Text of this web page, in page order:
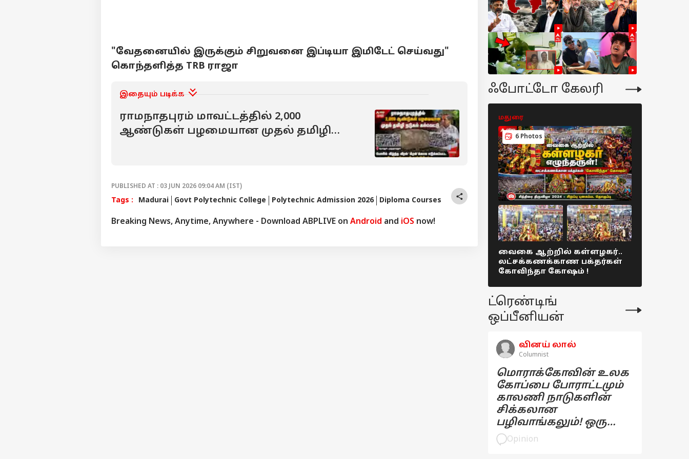
"வேதனையில் இருக்கும் சிறுவனை இப்டியா இமிடேட் செய்வது"
கொந்தளித்த TRB ராஜா
இதையும் படிக்க
ராமநாதபுரம் மாவட்டத்தில் 2,000
ஆண்டுகள் பழமையான முதல் தமிழி
PUBLISHED AT : 03 JUN 2026 09:04 AM (IST)
Tags : Madurai Govt Polytechnic College Polytechnic Admission 2026 Diploma Courses
Breaking News, Anytime, Anywhere - Download ABPLIVE on Android and iOS now!
ஃபோட்டோ கேலரி
மதுரை
6 Photos
வைகை ஆற்றில் கள்ளழகர்..
லட்சக்கணக்காண பக்தர்கள்
கோவிந்தா கோஷம் !
ட்ரெண்டிங்
ஒப்பீனியன்
வினய் லால்
Columnist
மொராக்கோவின் உலக
கோப்பை போராட்டமும்
காலணி நாடுகளின்
சிக்கலான
பழிவாங்கலும்! ஒரு
பார்வை
Opinion